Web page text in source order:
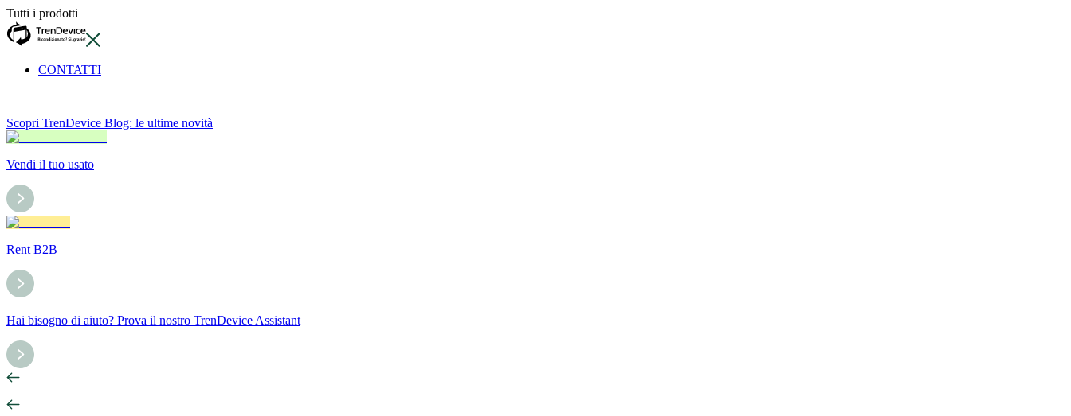
Tutti i prodotti
CONTATTI
Scopri TrenDevice Blog: le ultime novità
Vendi il tuo usato
Rent B2B
Hai bisogno di aiuto? Prova il nostro TrenDevice Assistant